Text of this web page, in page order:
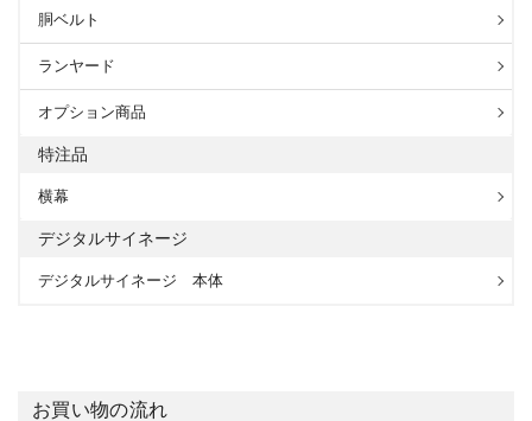
胴ベルト
ランヤード
オプション商品
特注品
横幕
デジタルサイネージ
デジタルサイネージ 本体
お買い物の流れ